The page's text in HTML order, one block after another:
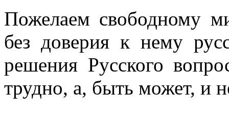
Пожелаем свободному
без доверия к нему
решения Русского
трудно, а, быть может, и